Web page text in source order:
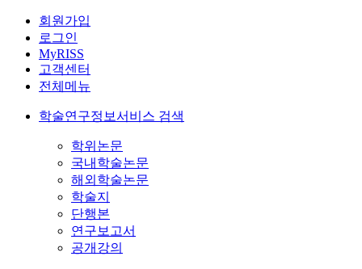
회원가입
로그인
MyRISS
고객센터
전체메뉴
학술연구정보서비스 검색
학위논문
국내학술논문
해외학술논문
학술지
단행본
연구보고서
공개강의